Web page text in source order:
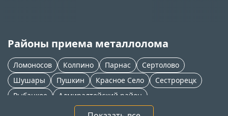
Районы приема металлолома
Ломоносов Колпино Парнас
Сертолово
Шушары
Пушкин Красное Село
Сестрорецк
Рыбацкое
Адмиралтейский район
Приморский район
Петергоф
Новое Девяткино